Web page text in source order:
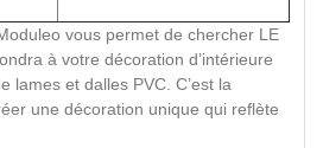
vous permet de chercher LE
à votre décoration d’intérieure
lames et dalles PVC. C’est la
une décoration unique qui reflète